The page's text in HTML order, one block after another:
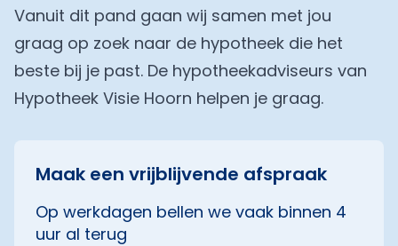
Vanuit dit pand gaan wij samen met jou
graag op zoek naar de hypotheek die het
beste bij je past. De hypotheekadviseurs van
Hypotheek Visie Hoorn helpen je graag.
Maak een vrijblijvende afspraak
Op werkdagen bellen we vaak binnen 4
uur al terug